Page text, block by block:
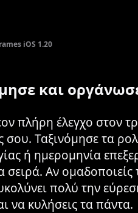
iOS 1.20
και
πλήρη έλεγχο στον
σου. Ταξινόμησε τα
ή ημερομηνία
σειρά. Αν ομαδοποιείς
πολύ την
να κυλήσεις τα πάντα.